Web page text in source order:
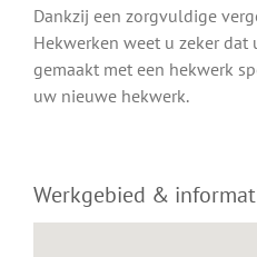
Dankzij een zorgvuldige
Hekwerken weet u zeker dat
gemaakt met een hekwerk
uw nieuwe hekwerk.
Werkgebied &